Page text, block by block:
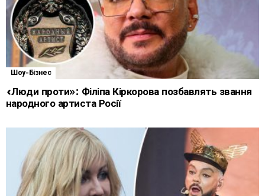
Шоу-Бізнес
«Люди проти»: Філіпа Кіркорова позбавлять звання
народного артиста Росії